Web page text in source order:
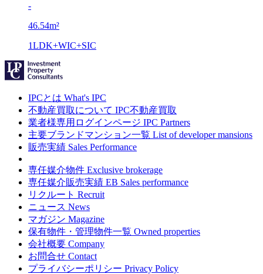
-
46.54m²
1LDK+WIC+SIC
IPCとは What's IPC
不動産買取について IPC不動産買取
業者様専用ログインページ IPC Partners
主要ブランドマンション一覧 List of developer mansions
販売実績 Sales Performance
専任媒介物件 Exclusive brokerage
専任媒介販売実績 EB Sales performance
リクルート Recruit
ニュース News
マガジン Magazine
保有物件・管理物件一覧 Owned properties
会社概要 Company
お問合せ Contact
プライバシーポリシー Privacy Policy